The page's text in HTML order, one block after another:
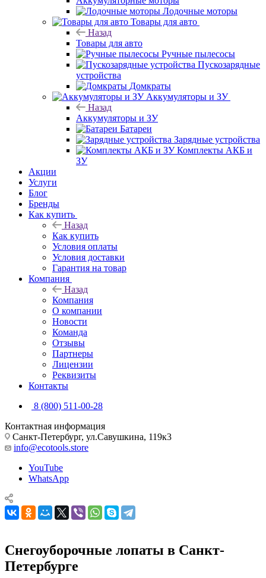
Лодочные моторы
Товары для авто
Назад
Товары для авто
Ручные пылесосы
Пускозарядные
устройства
Домкраты
Аккумуляторы и ЗУ
Назад
Аккумуляторы и ЗУ
Батареи
Зарядные устройства
Комплекты АКБ и
ЗУ
Акции
Услуги
Блог
Бренды
Как купить
Назад
Как купить
Условия оплаты
Условия доставки
Гарантия на товар
Компания
Назад
Компания
О компании
Новости
Команда
Отзывы
Партнеры
Лицензии
Реквизиты
Контакты
8 (800) 511-00-28
Контактная информация
Санкт-Петербург, ул.Савушкина, 119к3
info@ecotools.store
YouTube
WhatsApp
Снегоуборочные лопаты в Санкт-
Петербурге